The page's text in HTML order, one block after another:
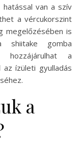
van a szív
a vércukorszint
megelőzésében is
shiitake gomba
hozzájárulhat a
ízületi gyulladás
a